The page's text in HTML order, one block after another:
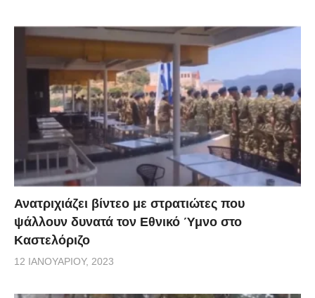
Ανατριχιάζει βίντεο με στρατιώτες που
ψάλλουν δυνατά τον Εθνικό Ύμνο στο
Καστελόριζο
12 ΙΑΝΟΥΑΡΊΟΥ, 2023